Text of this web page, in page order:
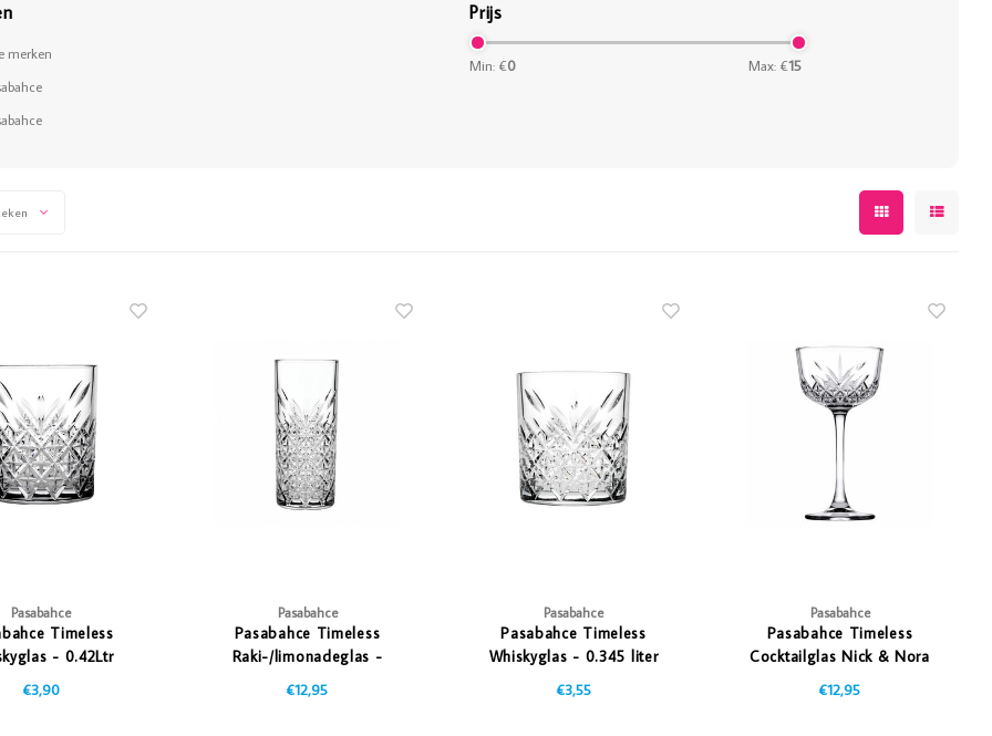
merken
Prijs
Min: €0 Max: €15
Pasabahce
Timeless
- 0.42Ltr
€3,90
Pasabahce
Pasabahce Timeless
Raki-/limonadeglas -
0.18Ltr
€12,95
Pasabahce
Pasabahce Timeless
Whiskyglas - 0.345 liter
€3,55
Pasabahce
Pasabahce Timeless
Cocktailglas Nick & Nora
- 0.16Ltr
€12,95